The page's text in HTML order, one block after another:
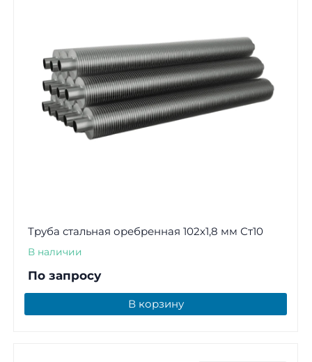
Труба стальная оребренная 102х1,8 мм Ст10
В наличии
По запросу
В корзину